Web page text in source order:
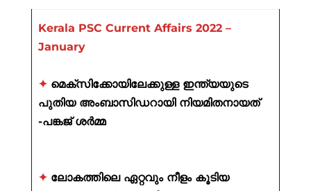
Kerala PSC Current Affairs 2022 –
January
✦ മെക്സിക്കോയിലേക്കുള്ള ഇന്ത്യയുടെ
പുതിയ അംബാസിഡറായി നിയമിതനായത്
-പങ്കജ് ശർമ്മ
✦ ലോകത്തിലെ ഏറ്റവും നീളം കൂടിയ